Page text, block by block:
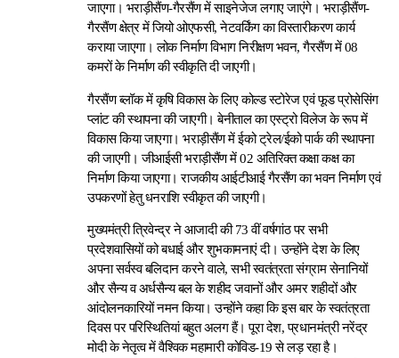
जाएगा। भराड़ीसैंण-गैरसैंण में साइनेजेज लगाए जाएंगे। भराड़ीसैंण-
गैरसैंण क्षेत्र में जियो ओएफसी, नेटवर्किंग का विस्तारीकरण कार्य
कराया जाएगा। लोक निर्माण विभाग निरीक्षण भवन, गैरसैंण में 08
कमरों के निर्माण की स्वीकृति दी जाएगी।
गैरसैंण ब्लॉक में कृषि विकास के लिए कोल्ड स्टोरेज एवं फूड प्रोसेसिंग
प्लांट की स्थापना की जाएगी। बेनीताल का एस्ट्रो विलेज के रूप में
विकास किया जाएगा। भराड़ीसैंण में ईको ट्रेल/ईको पार्क की स्थापना
की जाएगी। जीआईसी भराड़ीसैंण में 02 अतिरिक्त कक्षा कक्ष का
निर्माण किया जाएगा। राजकीय आईटीआई गैरसैंण का भवन निर्माण एवं
उपकरणों हेतु धनराशि स्वीकृत की जाएगी।
मुख्यमंत्री त्रिवेन्द्र ने आजादी की 73 वीं वर्षगांठ पर सभी
प्रदेशवासियों को बधाई और शुभकामनाएं दी। उन्होंने देश के लिए
अपना सर्वस्व बलिदान करने वाले, सभी स्वतंत्रता संग्राम सेनानियों
और सैन्य व अर्धसैन्य बल के शहीद जवानों और अमर शहीदों और
आंदोलनकारियों नमन किया। उन्होंने कहा कि इस बार के स्वतंत्रता
दिवस पर परिस्थितियां बहुत अलग हैं। पूरा देश, प्रधानमंत्री नरेंद्र
मोदी के नेतृत्व में वैश्विक महामारी कोविड-19 से लड़ रहा है।